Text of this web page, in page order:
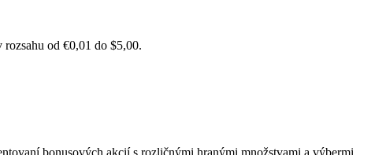
od €0,01 do $5,00.
bonusových akcií s rozličnými hranými množstvami a výbermi